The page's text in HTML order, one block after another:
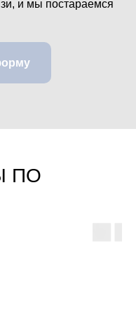
и мы постараемся
ПО